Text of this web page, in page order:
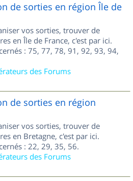
de sorties en région Île de
vos sorties, trouver de
en Île de France, c'est par ici.
: 75, 77, 78, 91, 92, 93, 94,
des Forums
de sorties en région
vos sorties, trouver de
en Bretagne, c'est par ici.
: 22, 29, 35, 56.
des Forums